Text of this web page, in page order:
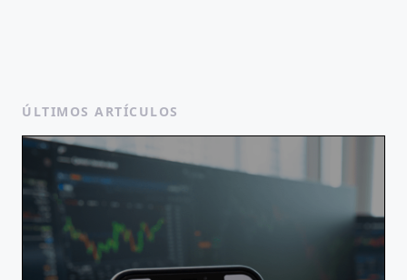
ÚLTIMOS ARTÍCULOS